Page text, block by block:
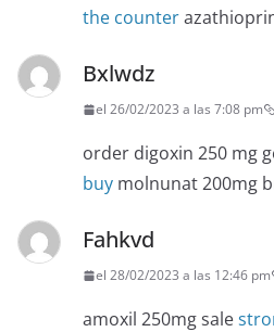
the counter
Bxlwdz
el 26/02/2023 a las 7:08 pm
order digoxin 250 mg
buy molnunat 200mg
Fahkvd
el 28/02/2023 a las 12:46 pm
amoxil 250mg sale